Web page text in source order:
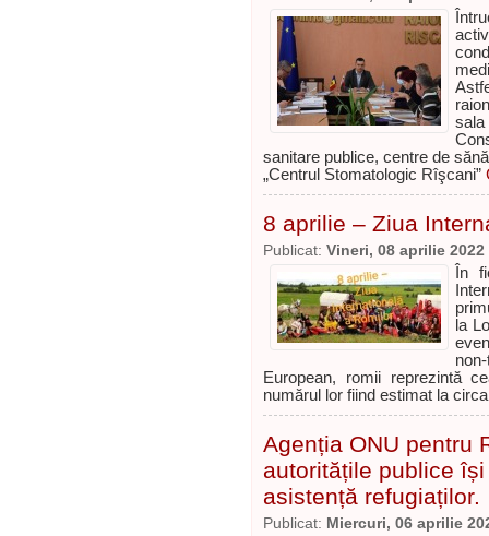
sanitare publice, centre de
„Centrul Stomatologic Rîşcani”
8 aprilie – Ziua
Publicat: Vineri, 08 aprilie 2022
În
la
European, romii reprezintă
numărul lor fiind estimat la
Agenția ONU pentru
autoritățile publice
asistență refugiaților.
Publicat: Miercuri, 06 aprilie